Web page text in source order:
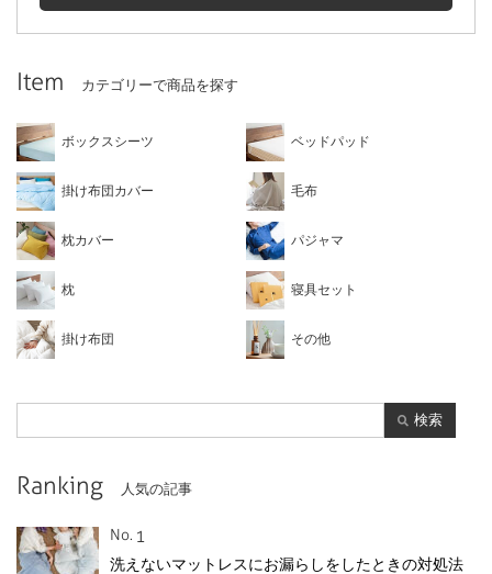
Item カテゴリーで商品を探す
ボックスシーツ ベッドパッド
掛け布団カバー 毛布
枕カバー パジャマ
枕 寝具セット
掛け布団 その他
検索
Ranking 人気の記事
No.
洗えないマットレスにお漏らしをしたときの対処法